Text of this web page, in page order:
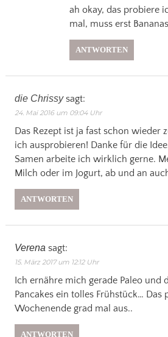
ah okay, das probiere
mal, muss erst
ANTWORTEN
die Chrissy sagt:
24. Mai 2016 um 09:04 Uhr
Das Rezept ist ja fast schon wieder
ich ausprobieren! Danke für die
Samen arbeite ich wirklich gerne.
Milch oder im Jogurt, ab und an
ANTWORTEN
Verena sagt:
15. März 2017 um 12:12 Uhr
Ich ernähre mich gerade Paleo und
Pancakes ein tolles Frühstück… Das
Wochenende grad mal aus..
ANTWORTEN